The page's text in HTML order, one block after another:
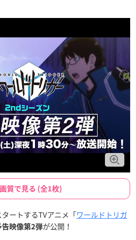
質で見る (全1枚)
ートするTVアニメ「ワールドトリガ
告映像第2弾が公開！